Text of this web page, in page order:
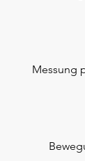
Messung